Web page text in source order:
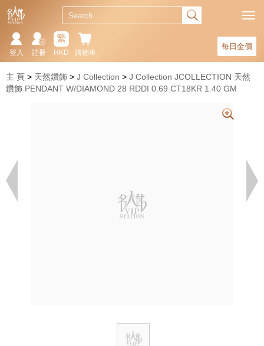
每日金價
購物車
繁
HKD
註冊
登入
主 頁 天然鑽飾 J Collection
J Collection JCOLLECTION 天然
鑽飾 PENDANT W/DIAMOND 28 RDDI 0.69 CT18KR 1.40 GM